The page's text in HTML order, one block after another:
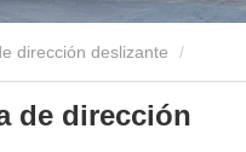
dirección deslizante
de dirección